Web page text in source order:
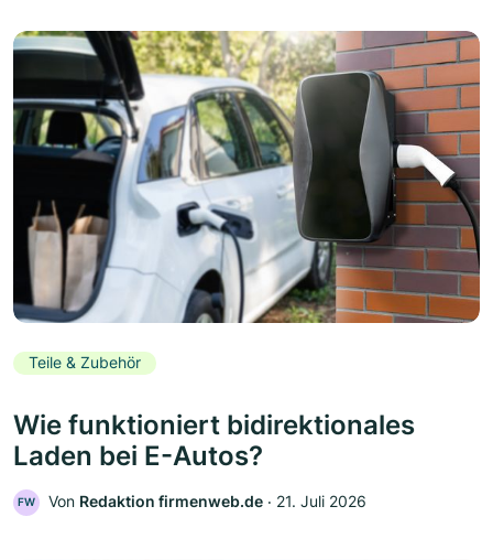
Teile & Zubehör
Wie funktioniert bidirektionales
Laden bei E-Autos?
FW Von Redaktion firmenweb.de ‧ 21. Juli 2026